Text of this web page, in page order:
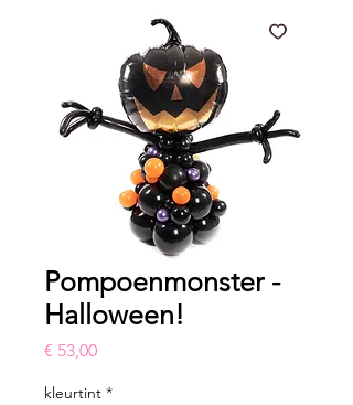
Pompoenmonster -
Halloween!
€ 53,00Prijs
kleurtint *